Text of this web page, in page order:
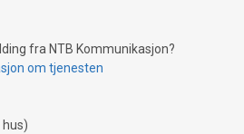
fra NTB Kommunikasjon?
om tjenesten